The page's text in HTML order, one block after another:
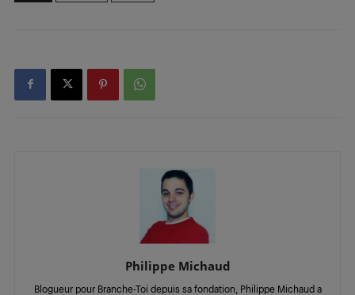
Philippe Michaud
Blogueur pour Branche-Toi depuis sa fondation, Philippe Michaud a